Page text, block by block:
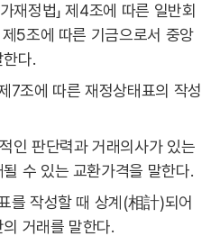
재정법」 제4조에 따른 일반회
5조에 따른 기금으로서 중앙
다.
7조에 따른 재정상태표의 작성
인 판단력과 거래의사가 있는
수 있는 교환가격을 말한다.
를 작성할 때 상계(相計)되어
거래를 말한다.